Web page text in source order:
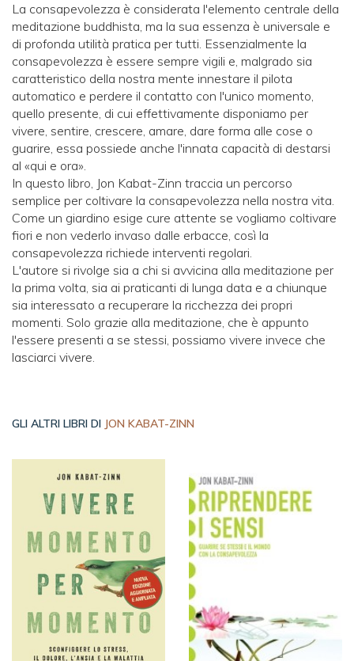
La consapevolezza è considerata l'elemento centrale della
meditazione buddhista, ma la sua essenza è universale e
di profonda utilità pratica per tutti. Essenzialmente la
consapevolezza è essere sempre vigili e, malgrado sia
caratteristico della nostra mente innestare il pilota
automatico e perdere il contatto con l'unico momento,
quello presente, di cui effettivamente disponiamo per
vivere, sentire, crescere, amare, dare forma alle cose o
guarire, essa possiede anche l'innata capacità di destarsi
al «qui e ora».
In questo libro, Jon Kabat-Zinn traccia un percorso
semplice per coltivare la consapevolezza nella nostra vita.
Come un giardino esige cure attente se vogliamo coltivare
fiori e non vederlo invaso dalle erbacce, così la
consapevolezza richiede interventi regolari.
L'autore si rivolge sia a chi si avvicina alla meditazione per
la prima volta, sia ai praticanti di lunga data e a chiunque
sia interessato a recuperare la ricchezza dei propri
momenti. Solo grazie alla meditazione, che è appunto
l'essere presenti a se stessi, possiamo vivere invece che
lasciarci vivere.
GLI ALTRI LIBRI DI JON KABAT-ZINN